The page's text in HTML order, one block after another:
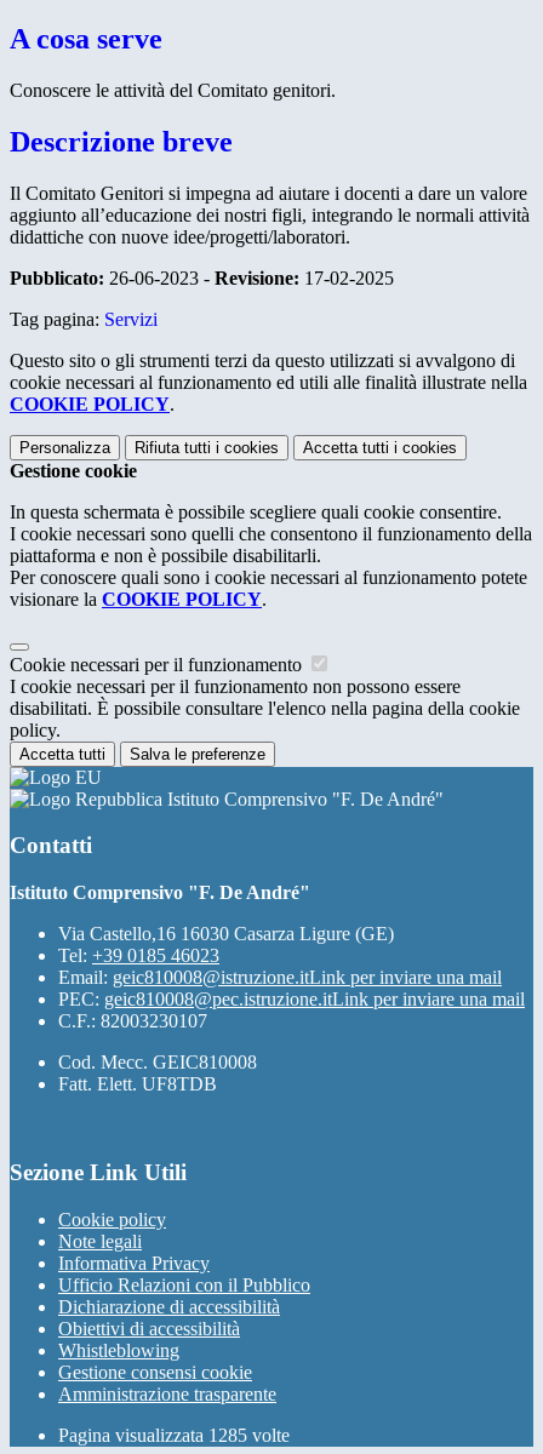
A cosa serve
Conoscere le attività del Comitato genitori.
Descrizione breve
Il Comitato Genitori si impegna ad aiutare i docenti a dare un valore
aggiunto all’educazione dei nostri figli, integrando le normali attività
didattiche con nuove idee/progetti/laboratori.
Pubblicato: 26-06-2023 - Revisione: 17-02-2025
Tag pagina: Servizi
Questo sito o gli strumenti terzi da questo utilizzati si avvalgono di
cookie necessari al funzionamento ed utili alle finalità illustrate nella
COOKIE POLICY.
Personalizza Rifiuta tutti i cookies Accetta tutti i cookies
Gestione cookie
In questa schermata è possibile scegliere quali cookie consentire.
I cookie necessari sono quelli che consentono il funzionamento della
piattaforma e non è possibile disabilitarli.
Per conoscere quali sono i cookie necessari al funzionamento potete
visionare la COOKIE POLICY.
Cookie necessari per il funzionamento
I cookie necessari per il funzionamento non possono essere
disabilitati. È possibile consultare l'elenco nella pagina della cookie
policy.
Accetta tutti Salva le preferenze
Istituto Comprensivo "F. De André"
Contatti
Istituto Comprensivo "F. De André"
Via Castello,16 16030 Casarza Ligure (GE)
Tel: +39 0185 46023
Email: geic810008@istruzione.itLink per inviare una mail
PEC: geic810008@pec.istruzione.itLink per inviare una mail
C.F.: 82003230107
Cod. Mecc. GEIC810008
Fatt. Elett. UF8TDB
Sezione Link Utili
Cookie policy
Note legali
Informativa Privacy
Ufficio Relazioni con il Pubblico
Dichiarazione di accessibilità
Obiettivi di accessibilità
Whistleblowing
Gestione consensi cookie
Amministrazione trasparente
Pagina visualizzata 1285 volte